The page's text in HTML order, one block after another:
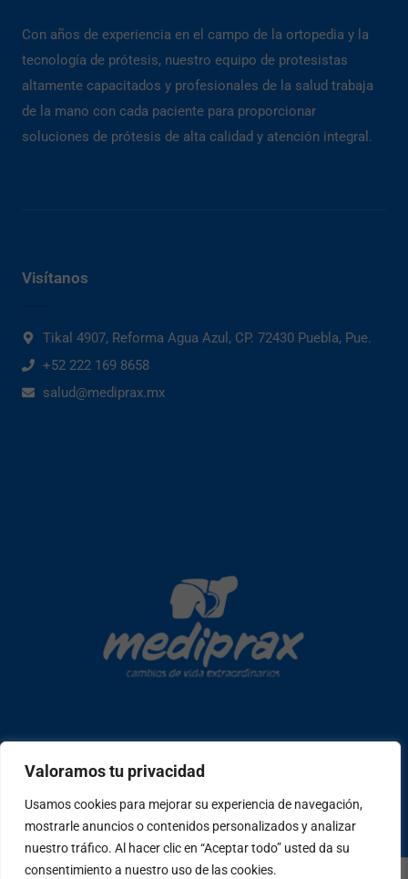
Valoramos tu privacidad
Usamos cookies para mejorar su experiencia de navegación,
mostrarle anuncios o contenidos personalizados y analizar
nuestro tráfico. Al hacer clic en “Aceptar todo” usted da su
consentimiento a nuestro uso de las cookies.
Con años de experiencia en el campo de la ortopedia y la
tecnología de prótesis, nuestro equipo de protesistas
altamente capacitados y profesionales de la salud trabaja
de la mano con cada paciente para proporcionar
soluciones de prótesis de alta calidad y atención integral.
Web
Visítanos
Tikal 4907, Reforma Agua Azul, CP. 72430 Puebla, Pue.
+52 222 169 8658
salud@mediprax.mx
W
h
a
F
a
c
I
n
s
T
i
k
P
e
o